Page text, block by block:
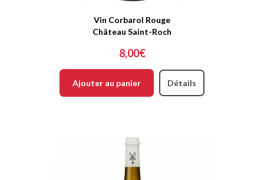
Vin Corbarol Rouge
Château Saint-Roch
8,00€
Ajouter au panier Détails